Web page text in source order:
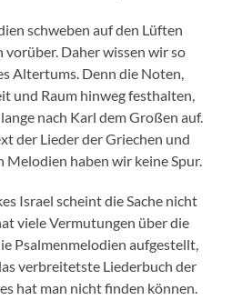
schweben auf den Lüften
vorüber. Daher wissen wir so
Altertums. Denn die Noten,
und Raum hinweg festhalten,
nach Karl dem Großen auf.
der Lieder der Griechen und
Melodien haben wir keine Spur.
Israel scheint die Sache nicht
viele Vermutungen über die
Psalmenmelodien aufgestellt,
verbreitetste Liederbuch der
hat man nicht finden können.